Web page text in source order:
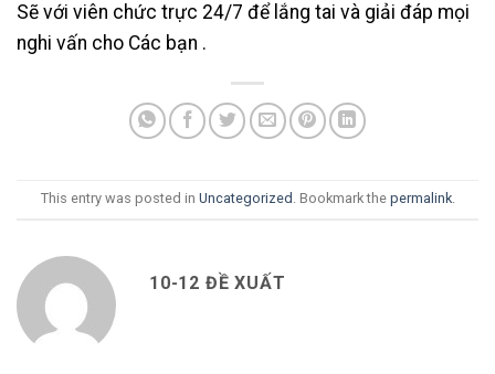
Sẽ với viên chức trực 24/7 để lắng tai và giải đáp mọi
nghi vấn cho Các bạn .
This entry was posted in Uncategorized . Bookmark the permalink.
10-12 ĐỀ XUẤT